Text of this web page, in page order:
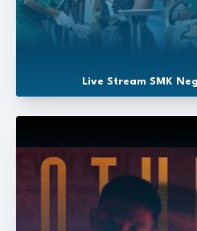
Live Stream SMK